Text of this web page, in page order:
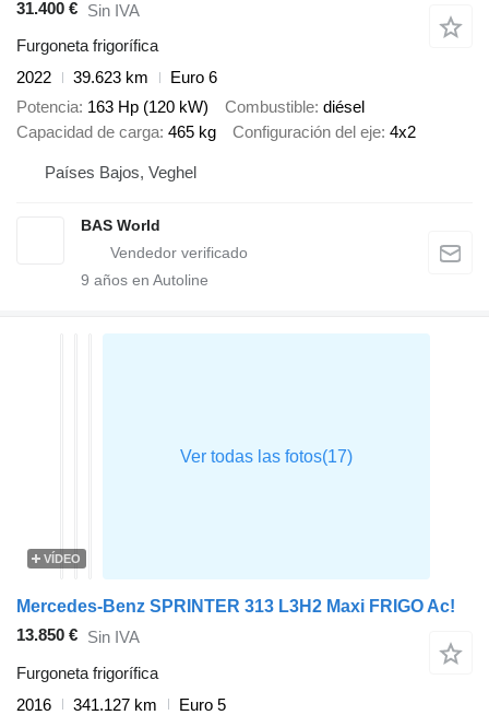
31.400 € Sin IVA
Furgoneta frigorífica
2022
39.623 km
Euro 6
Potencia 163 Hp (120 kW) Combustible diésel
Capacidad de carga 465 kg Configuración del eje 4x2
Países Bajos, Veghel
BAS World
9 años en Autoline
VÍDEO
Mercedes-Benz SPRINTER 313 L3H2 Maxi FRIGO Ac!
13.850 € Sin IVA
Furgoneta frigorífica
2016
341.127 km
Euro 5